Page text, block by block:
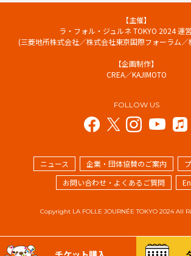
【主催】
ラ・フォル・ジュルネ TOKYO 2024 運
(三菱地所株式会社／株式会社東京国際フォーラム／
【企画制作】
CREA／KAJIMOTO
FOLLOW US
ニュース 企業・団体協賛のご案内
お問い合わせ・よくあるご質問
Copyright LA FOLLE JOURNÉE TOKYO 2024 All